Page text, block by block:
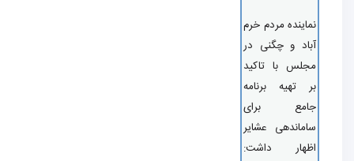
مردم خرم
و چگنی در
با تاکید
تهیه برنامه
برای
عشایر
داشت: